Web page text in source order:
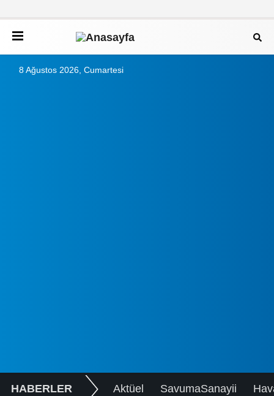
8 Ağustos 2026, Cumartesi
HABERLER Aktüel SavumaSanayii